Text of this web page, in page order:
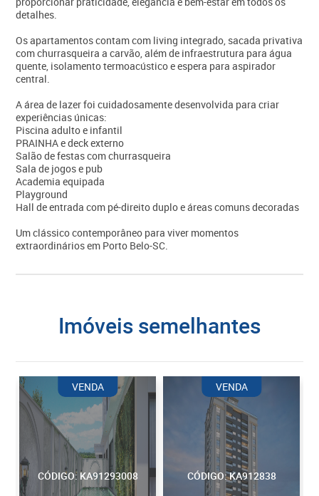
detalhes.
Os apartamentos contam com living integrado, sacada privativa
com churrasqueira a carvão, além de infraestrutura para água
quente, isolamento termoacústico e espera para aspirador
central.
A área de lazer foi cuidadosamente desenvolvida para criar
experiências únicas:
Piscina adulto e infantil
PRAINHA e deck externo
Salão de festas com churrasqueira
Sala de jogos e pub
Academia equipada
Playground
Hall de entrada com pé-direito duplo e áreas comuns decoradas
Um clássico contemporâneo para viver momentos
extraordinários em Porto Belo-SC.
imóveis semelhantes
CÓDIGO: KA91293008
VENDA
CÓDIGO: KA912838
VENDA